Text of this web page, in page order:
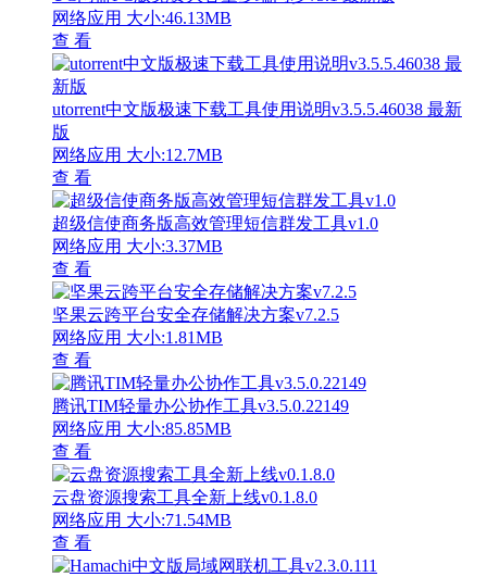
网络应用 大小:46.13MB
查 看
utorrent中文版极速下载工具使用说明v3.5.5.46038 最新
版
网络应用 大小:12.7MB
查 看
超级信使商务版高效管理短信群发工具v1.0
网络应用 大小:3.37MB
查 看
坚果云跨平台安全存储解决方案v7.2.5
网络应用 大小:1.81MB
查 看
腾讯TIM轻量办公协作工具v3.5.0.22149
网络应用 大小:85.85MB
查 看
云盘资源搜索工具全新上线v0.1.8.0
网络应用 大小:71.54MB
查 看